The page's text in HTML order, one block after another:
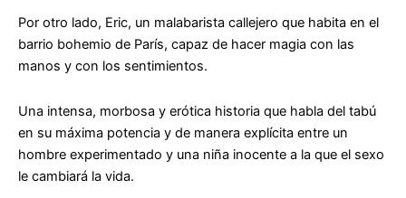
Por otro lado, Eric, un malabarista callejero que habita en el
barrio bohemio de París, capaz de hacer magia con las
manos y con los sentimientos.
Una intensa, morbosa y erótica historia que habla del tabú
en su máxima potencia y de manera explícita entre un
hombre experimentado y una niña inocente a la que el sexo
le cambiará la vida.